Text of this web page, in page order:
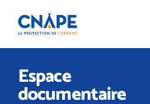
Espace
documentaire